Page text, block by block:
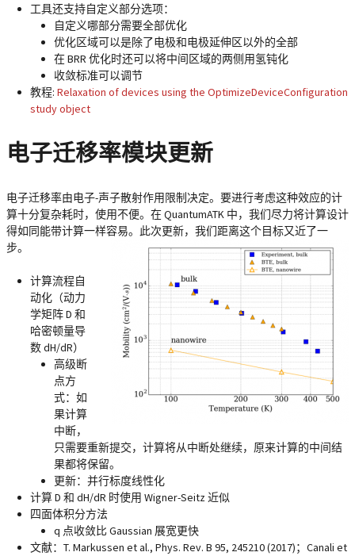
工具还支持自定义部分选项：
自定义哪部分需要全部优化
优化区域可以是除了电极和电极延伸区以外的全部
在 BRR 优化时还可以将中间区域的两侧用氢钝化
收敛标准可以调节
教程: Relaxation of devices using the OptimizeDeviceConfiguration
study object
电子迁移率模块更新
电子迁移率由电子-声子散射作用限制决定。要进行考虑这种效应的计
算十分复杂耗时，使用不便。在 QuantumATK 中，我们尽力将计算设计
得如同能带计算一样容易。此次更新，我们距离这个目标又近了一
步。
计算流程自
动化（动力
学矩阵 D 和
哈密顿量导
数 dH/dR）
高级断
点方
式：如
果计算
中断，
只需要重新提交，计算将从中断处继续，原来计算的中间结
果都将保留。
更新：并行标度线性化
计算 D 和 dH/dR 时使用 Wigner-Seitz 近似
四面体积分方法
q 点收敛比 Gaussian 展宽更快
文献：T. Markussen et al., Phys. Rev. B 95, 245210 (2017)；Canali et